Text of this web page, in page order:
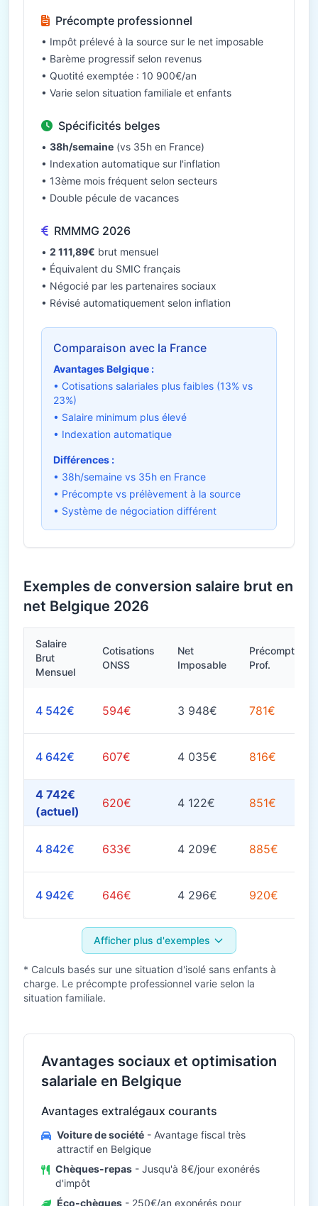
Précompte professionnel
• Impôt prélevé à la source sur le net imposable
• Barème progressif selon revenus
• Quotité exemptée : 10 900€/an
• Varie selon situation familiale et enfants
Spécificités belges
• 38h/semaine (vs 35h en France)
• Indexation automatique sur l'inflation
• 13ème mois fréquent selon secteurs
• Double pécule de vacances
RMMMG 2026
• 2 111,89€ brut mensuel
• Équivalent du SMIC français
• Négocié par les partenaires sociaux
• Révisé automatiquement selon inflation
Comparaison avec la France
Avantages Belgique :
• Cotisations salariales plus faibles (13% vs
23%)
• Salaire minimum plus élevé
• Indexation automatique
Différences :
• 38h/semaine vs 35h en France
• Précompte vs prélèvement à la source
• Système de négociation différent
Exemples de conversion salaire brut en
net Belgique 2026
Salaire
Brut
Mensuel
Cotisations
ONSS
Net
Imposable
Précompte
Prof.
4 542€ 594€ 3 948€ 781€
4 642€ 607€ 4 035€ 816€
4 742€
(actuel)
620€ 4 122€ 851€
4 842€ 633€ 4 209€ 885€
4 942€ 646€ 4 296€ 920€
Afficher plus d'exemples
* Calculs basés sur une situation d'isolé sans enfants à
charge. Le précompte professionnel varie selon la
situation familiale.
Avantages sociaux et optimisation
salariale en Belgique
Avantages extralégaux courants
Voiture de société - Avantage fiscal très
attractif en Belgique
Chèques-repas - Jusqu'à 8€/jour exonérés
d'impôt
Éco-chèques - 250€/an exonérés pour